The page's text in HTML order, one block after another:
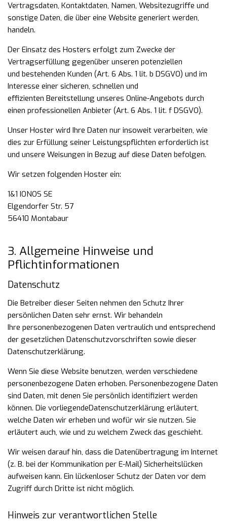
Vertragsdaten, Kontaktdaten, Namen, Websitezugriffe und
sonstige Daten, die über eine Website generiert werden,
handeln.
Der Einsatz des Hosters erfolgt zum Zwecke der
Vertragserfüllung gegenüber unseren potenziellen
und bestehenden Kunden (Art. 6 Abs. 1 lit. b DSGVO) und im
Interesse einer sicheren, schnellen und
effizienten Bereitstellung unseres Online-Angebots durch
einen professionellen Anbieter (Art. 6 Abs. 1 lit. f DSGVO).
Unser Hoster wird Ihre Daten nur insoweit verarbeiten, wie
dies zur Erfüllung seiner Leistungspflichten erforderlich ist
und unsere Weisungen in Bezug auf diese Daten befolgen.
Wir setzen folgenden Hoster ein:
1&1 IONOS SE
Elgendorfer Str. 57
56410 Montabaur
3. Allgemeine Hinweise und
Pflichtinformationen
Datenschutz
Die Betreiber dieser Seiten nehmen den Schutz Ihrer
persönlichen Daten sehr ernst. Wir behandeln
Ihre personenbezogenen Daten vertraulich und entsprechend
der gesetzlichen Datenschutzvorschriften sowie dieser
Datenschutzerklärung.
Wenn Sie diese Website benutzen, werden verschiedene
personenbezogene Daten erhoben. Personenbezogene Daten
sind Daten, mit denen Sie persönlich identifiziert werden
können. Die vorliegendeDatenschutzerklärung erläutert,
welche Daten wir erheben und wofür wir sie nutzen. Sie
erläutert auch, wie und zu welchem Zweck das geschieht.
Wir weisen darauf hin, dass die Datenübertragung im Internet
(z. B. bei der Kommunikation per E-Mail) Sicherheitslücken
aufweisen kann. Ein lückenloser Schutz der Daten vor dem
Zugriff durch Dritte ist nicht möglich.
Hinweis zur verantwortlichen Stelle